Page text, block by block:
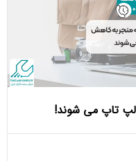
لپ تاپ می ‌شوند!